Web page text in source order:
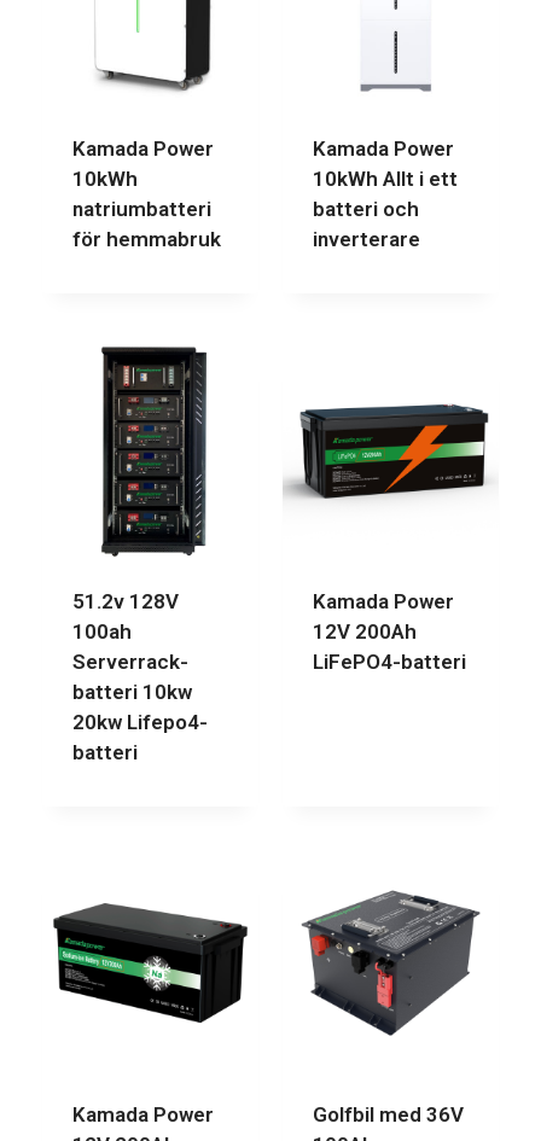
Kamada Power
10kWh
natriumbatteri
för hemmabruk
Kamada Power
10kWh Allt i ett
batteri och
inverterare
51.2v 128V
100ah
Serverrack-
batteri 10kw
20kw Lifepo4-
batteri
Kamada Power
12V 200Ah
LiFePO4-batteri
Kamada Power
Golfbil med 36V